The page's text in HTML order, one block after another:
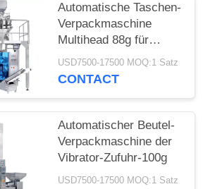
Automatische Taschen-
Verpackmaschine
Multihead 88g für
Nahrung
USD7500-17500 MOQ:1 Satz
CONTACT
Automatischer Beutel-
Verpackmaschine der
Vibrator-Zufuhr-100g
USD7500-17500 MOQ:1 Satz